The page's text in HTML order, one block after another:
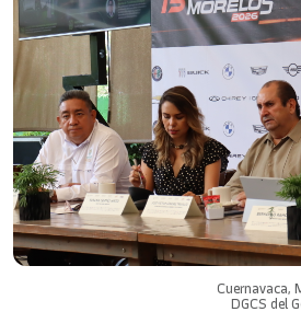
Cuernavaca,
DGCS del